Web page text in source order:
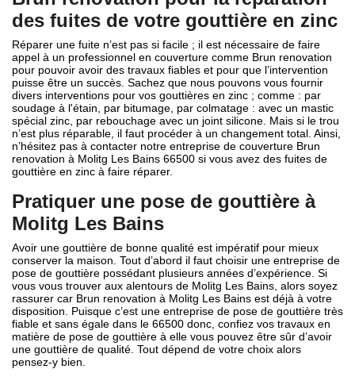
des fuites de votre gouttière en zinc
Réparer une fuite n’est pas si facile ; il est nécessaire de faire
appel à un professionnel en couverture comme Brun renovation
pour pouvoir avoir des travaux fiables et pour que l’intervention
puisse être un succès. Sachez que nous pouvons vous fournir
divers interventions pour vos gouttières en zinc ; comme : par
soudage à l'étain, par bitumage, par colmatage : avec un mastic
spécial zinc, par rebouchage avec un joint silicone. Mais si le trou
n’est plus réparable, il faut procéder à un changement total. Ainsi,
n’hésitez pas à contacter notre entreprise de couverture Brun
renovation à Molitg Les Bains 66500 si vous avez des fuites de
gouttière en zinc à faire réparer.
Pratiquer une pose de gouttière à
Molitg Les Bains
Avoir une gouttière de bonne qualité est impératif pour mieux
conserver la maison. Tout d’abord il faut choisir une entreprise de
pose de gouttière possédant plusieurs années d’expérience. Si
vous vous trouver aux alentours de Molitg Les Bains, alors soyez
rassurer car Brun renovation à Molitg Les Bains est déjà à votre
disposition. Puisque c’est une entreprise de pose de gouttière très
fiable et sans égale dans le 66500 donc, confiez vos travaux en
matière de pose de gouttière à elle vous pouvez être sûr d’avoir
une gouttière de qualité. Tout dépend de votre choix alors
pensez-y bien.